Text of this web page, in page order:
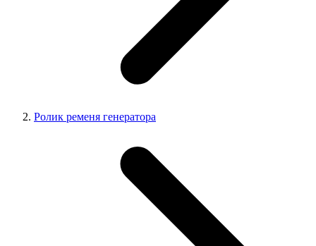
Ролик ременя генератора